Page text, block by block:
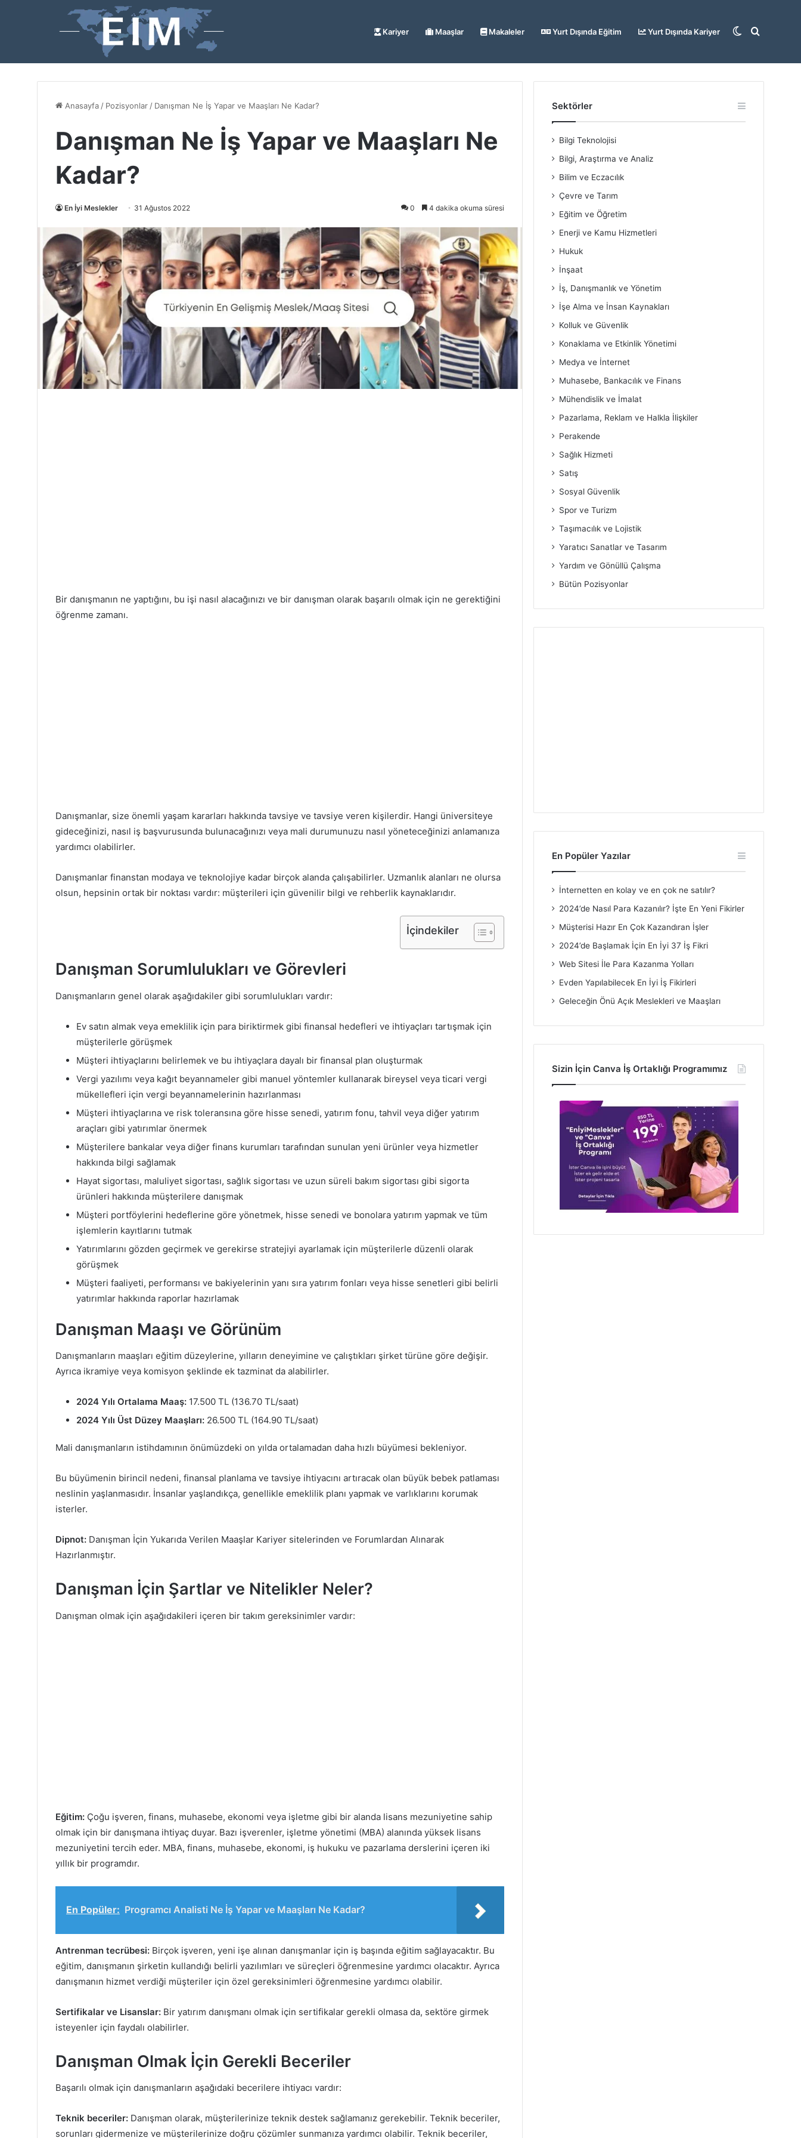
Kariyer Maaşlar Makaleler Yurt Dışında Eğitim Yurt Dışında Kariyer Arama
Dış
Anasayfa / Pozisyonlar / Danışman Ne İş Yapar ve Maaşları Ne Kadar?
Danışman Ne İş Yapar ve Maaşları Ne
Kadar?
En İyi Meslekler 31 Ağustos 2022 0 4 dakika okuma süresi
Bir danışmanın ne yaptığını, bu işi nasıl alacağınızı ve bir danışman olarak başarılı olmak için ne gerektiğini
öğrenme zamanı.
Danışmanlar, size önemli yaşam kararları hakkında tavsiye ve tavsiye veren kişilerdir. Hangi üniversiteye
gideceğinizi, nasıl iş başvurusunda bulunacağınızı veya mali durumunuzu nasıl yöneteceğinizi anlamanıza
yardımcı olabilirler.
Danışmanlar finanstan modaya ve teknolojiye kadar birçok alanda çalışabilirler. Uzmanlık alanları ne olursa
olsun, hepsinin ortak bir noktası vardır: müşterileri için güvenilir bilgi ve rehberlik kaynaklarıdır.
İçindekiler
Danışman Sorumlulukları ve Görevleri
Danışmanların genel olarak aşağıdakiler gibi sorumlulukları vardır:
Ev satın almak veya emeklilik için para biriktirmek gibi finansal hedefleri ve ihtiyaçları tartışmak için
müşterilerle görüşmek
Müşteri ihtiyaçlarını belirlemek ve bu ihtiyaçlara dayalı bir finansal plan oluşturmak
Vergi yazılımı veya kağıt beyannameler gibi manuel yöntemler kullanarak bireysel veya ticari vergi
mükellefleri için vergi beyannamelerinin hazırlanması
Müşteri ihtiyaçlarına ve risk toleransına göre hisse senedi, yatırım fonu, tahvil veya diğer yatırım
araçları gibi yatırımlar önermek
Müşterilere bankalar veya diğer finans kurumları tarafından sunulan yeni ürünler veya hizmetler
hakkında bilgi sağlamak
Hayat sigortası, maluliyet sigortası, sağlık sigortası ve uzun süreli bakım sigortası gibi sigorta
ürünleri hakkında müşterilere danışmak
Müşteri portföylerini hedeflerine göre yönetmek, hisse senedi ve bonolara yatırım yapmak ve tüm
işlemlerin kayıtlarını tutmak
Yatırımlarını gözden geçirmek ve gerekirse stratejiyi ayarlamak için müşterilerle düzenli olarak
görüşmek
Müşteri faaliyeti, performansı ve bakiyelerinin yanı sıra yatırım fonları veya hisse senetleri gibi belirli
yatırımlar hakkında raporlar hazırlamak
Danışman Maaşı ve Görünüm
Danışmanların maaşları eğitim düzeylerine, yılların deneyimine ve çalıştıkları şirket türüne göre değişir.
Ayrıca ikramiye veya komisyon şeklinde ek tazminat da alabilirler.
2024 Yılı Ortalama Maaş: 17.500 TL (136.70 TL/saat)
2024 Yılı Üst Düzey Maaşları: 26.500 TL (164.90 TL/saat)
Mali danışmanların istihdamının önümüzdeki on yılda ortalamadan daha hızlı büyümesi bekleniyor.
Bu büyümenin birincil nedeni, finansal planlama ve tavsiye ihtiyacını artıracak olan büyük bebek patlaması
neslinin yaşlanmasıdır. İnsanlar yaşlandıkça, genellikle emeklilik planı yapmak ve varlıklarını korumak
isterler.
Dipnot: Danışman İçin Yukarıda Verilen Maaşlar Kariyer sitelerinden ve Forumlardan Alınarak
Hazırlanmıştır.
Danışman İçin Şartlar ve Nitelikler Neler?
Danışman olmak için aşağıdakileri içeren bir takım gereksinimler vardır:
Eğitim: Çoğu işveren, finans, muhasebe, ekonomi veya işletme gibi bir alanda lisans mezuniyetine sahip
olmak için bir danışmana ihtiyaç duyar. Bazı işverenler, işletme yönetimi (MBA) alanında yüksek lisans
mezuniyetini tercih eder. MBA, finans, muhasebe, ekonomi, iş hukuku ve pazarlama derslerini içeren iki
yıllık bir programdır.
En Popüler: Programcı Analisti Ne İş Yapar ve Maaşları Ne Kadar?
Antrenman tecrübesi: Birçok işveren, yeni işe alınan danışmanlar için iş başında eğitim sağlayacaktır. Bu
eğitim, danışmanın şirketin kullandığı belirli yazılımları ve süreçleri öğrenmesine yardımcı olacaktır. Ayrıca
danışmanın hizmet verdiği müşteriler için özel gereksinimleri öğrenmesine yardımcı olabilir.
Sertifikalar ve Lisanslar: Bir yatırım danışmanı olmak için sertifikalar gerekli olmasa da, sektöre girmek
isteyenler için faydalı olabilirler.
Danışman Olmak İçin Gerekli Beceriler
Başarılı olmak için danışmanların aşağıdaki becerilere ihtiyacı vardır:
Teknik beceriler: Danışman olarak, müşterilerinize teknik destek sağlamanız gerekebilir. Teknik beceriler,
sorunları gidermenize ve müşterilerinize doğru çözümler sunmanıza yardımcı olabilir. Teknik beceriler,
Sektörler
Bilgi Teknolojisi
Bilgi, Araştırma ve Analiz
Bilim ve Eczacılık
Çevre ve Tarım
Eğitim ve Öğretim
Enerji ve Kamu Hizmetleri
Hukuk
İnşaat
İş, Danışmanlık ve Yönetim
İşe Alma ve İnsan Kaynakları
Kolluk ve Güvenlik
Konaklama ve Etkinlik Yönetimi
Medya ve İnternet
Muhasebe, Bankacılık ve Finans
Mühendislik ve İmalat
Pazarlama, Reklam ve Halkla İlişkiler
Perakende
Sağlık Hizmeti
Satış
Sosyal Güvenlik
Spor ve Turizm
Taşımacılık ve Lojistik
Yaratıcı Sanatlar ve Tasarım
Yardım ve Gönüllü Çalışma
Bütün Pozisyonlar
En Popüler Yazılar
İnternetten en kolay ve en çok ne satılır?
2024’de Nasıl Para Kazanılır? İşte En Yeni Fikirler
Müşterisi Hazır En Çok Kazandıran İşler
2024’de Başlamak İçin En İyi 37 İş Fikri
Web Sitesi İle Para Kazanma Yolları
Evden Yapılabilecek En İyi İş Fikirleri
Geleceğin Önü Açık Meslekleri ve Maaşları
Sizin İçin Canva İş Ortaklığı Programımız